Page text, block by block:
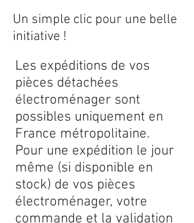
Les expéditions de vos
pièces détachées
électroménager sont
possibles uniquement en
France métropolitaine.
Pour une expédition le jour
même (si disponible en
stock) de vos pièces
électroménager, votre
commande et la validation
Un simple clic pour une belle
initiative !